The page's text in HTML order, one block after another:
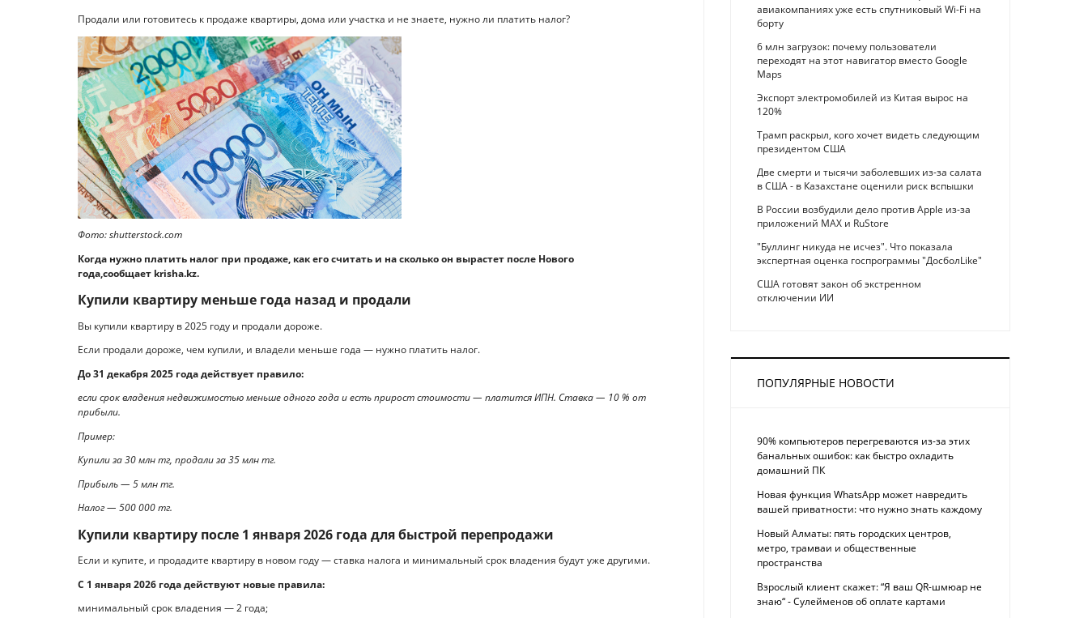
Продали или готовитесь к продаже квартиры, дома или участка и не знаете, нужно ли платить налог?
Фото: shutterstock.com
Когда нужно платить налог при продаже, как его считать и на сколько он вырастет после Нового
года,сообщает krisha.kz.
Купили квартиру меньше года назад и продали
Вы купили квартиру в 2025 году и продали дороже.
Если продали дороже, чем купили, и владели меньше года — нужно платить налог.
До 31 декабря 2025 года действует правило:
если срок владения недвижимостью меньше одного года и есть прирост стоимости — платится ИПН. Ставка — 10 % от
прибыли.
Пример:
Купили за 30 млн тг, продали за 35 млн тг.
Прибыль — 5 млн тг.
Налог — 500 000 тг.
Купили квартиру после 1 января 2026 года для быстрой перепродажи
Если и купите, и продадите квартиру в новом году — ставка налога и минимальный срок владения будут уже другими.
С 1 января 2026 года действуют новые правила:
минимальный срок владения — 2 года;
авиакомпаниях уже есть спутниковый Wi-Fi на
борту
6 млн загрузок: почему пользователи
переходят на этот навигатор вместо Google
Maps
Экспорт электромобилей из Китая вырос на
120%
Трамп раскрыл, кого хочет видеть следующим
президентом США
Две смерти и тысячи заболевших из-за салата
в США - в Казахстане оценили риск вспышки
В России возбудили дело против Apple из-за
приложений MAX и RuStore
"Буллинг никуда не исчез". Что показала
экспертная оценка госпрограммы "ДосболLike"
США готовят закон об экстренном
отключении ИИ
ПОПУЛЯРНЫЕ НОВОСТИ
90% компьютеров перегреваются из-за этих
банальных ошибок: как быстро охладить
домашний ПК
Новая функция WhatsApp может навредить
вашей приватности: что нужно знать каждому
Новый Алматы: пять городских центров,
метро, трамваи и общественные
пространства
Взрослый клиент скажет: “Я ваш QR-шмюар не
знаю“ - Сулейменов об оплате картами